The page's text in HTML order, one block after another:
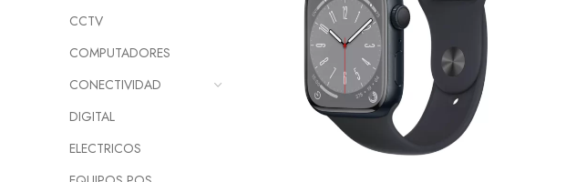
CCTV
COMPUTADORES
CONECTIVIDAD
DIGITAL
ELECTRICOS